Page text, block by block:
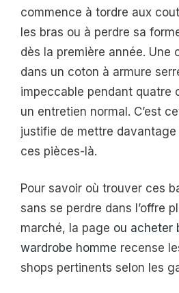
commence à tordre aux
les bras ou à perdre sa
dès la première année. Une
dans un coton à armure
impeccable pendant quatre
un entretien normal. C’est
justifie de mettre
ces pièces-là.
Pour savoir où trouver ces
sans se perdre dans l’offre
marché, la page ou acheter
wardrobe homme recense
shops pertinents selon les